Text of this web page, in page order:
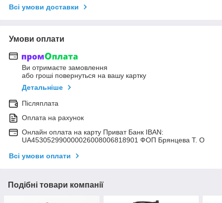
Всі умови доставки
Умови оплати
Ви отримаєте замовлення
або гроші повернуться на вашу картку
Детальніше
Післяплата
Оплата на рахунок
Онлайн оплата на карту Приват Банк IBAN:
UA453052990000026008006818901 ФОП Брянцева Т. О
Всі умови оплати
Подібні товари компанії